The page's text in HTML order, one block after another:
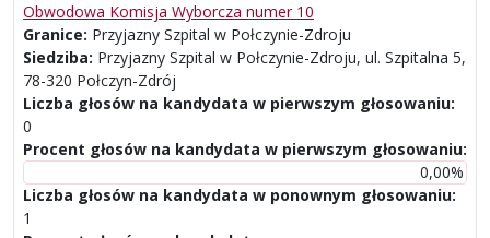
Obwodowa Komisja Wyborcza numer 10
Granice: Przyjazny Szpital w Połczynie-Zdroju
Siedziba: Przyjazny Szpital w Połczynie-Zdroju, ul. Szpitalna 5,
78-320 Połczyn-Zdrój
Liczba głosów na kandydata w pierwszym głosowaniu:
0
Procent głosów na kandydata w pierwszym głosowaniu:
0,00%
Liczba głosów na kandydata w ponownym głosowaniu:
1